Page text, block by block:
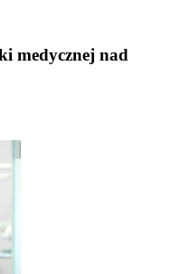
medycznej nad